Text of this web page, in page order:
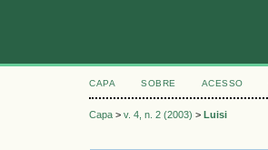
CAPA SOBRE ACESSO
Capa > v. 4, n. 2 (2003) > Luisi